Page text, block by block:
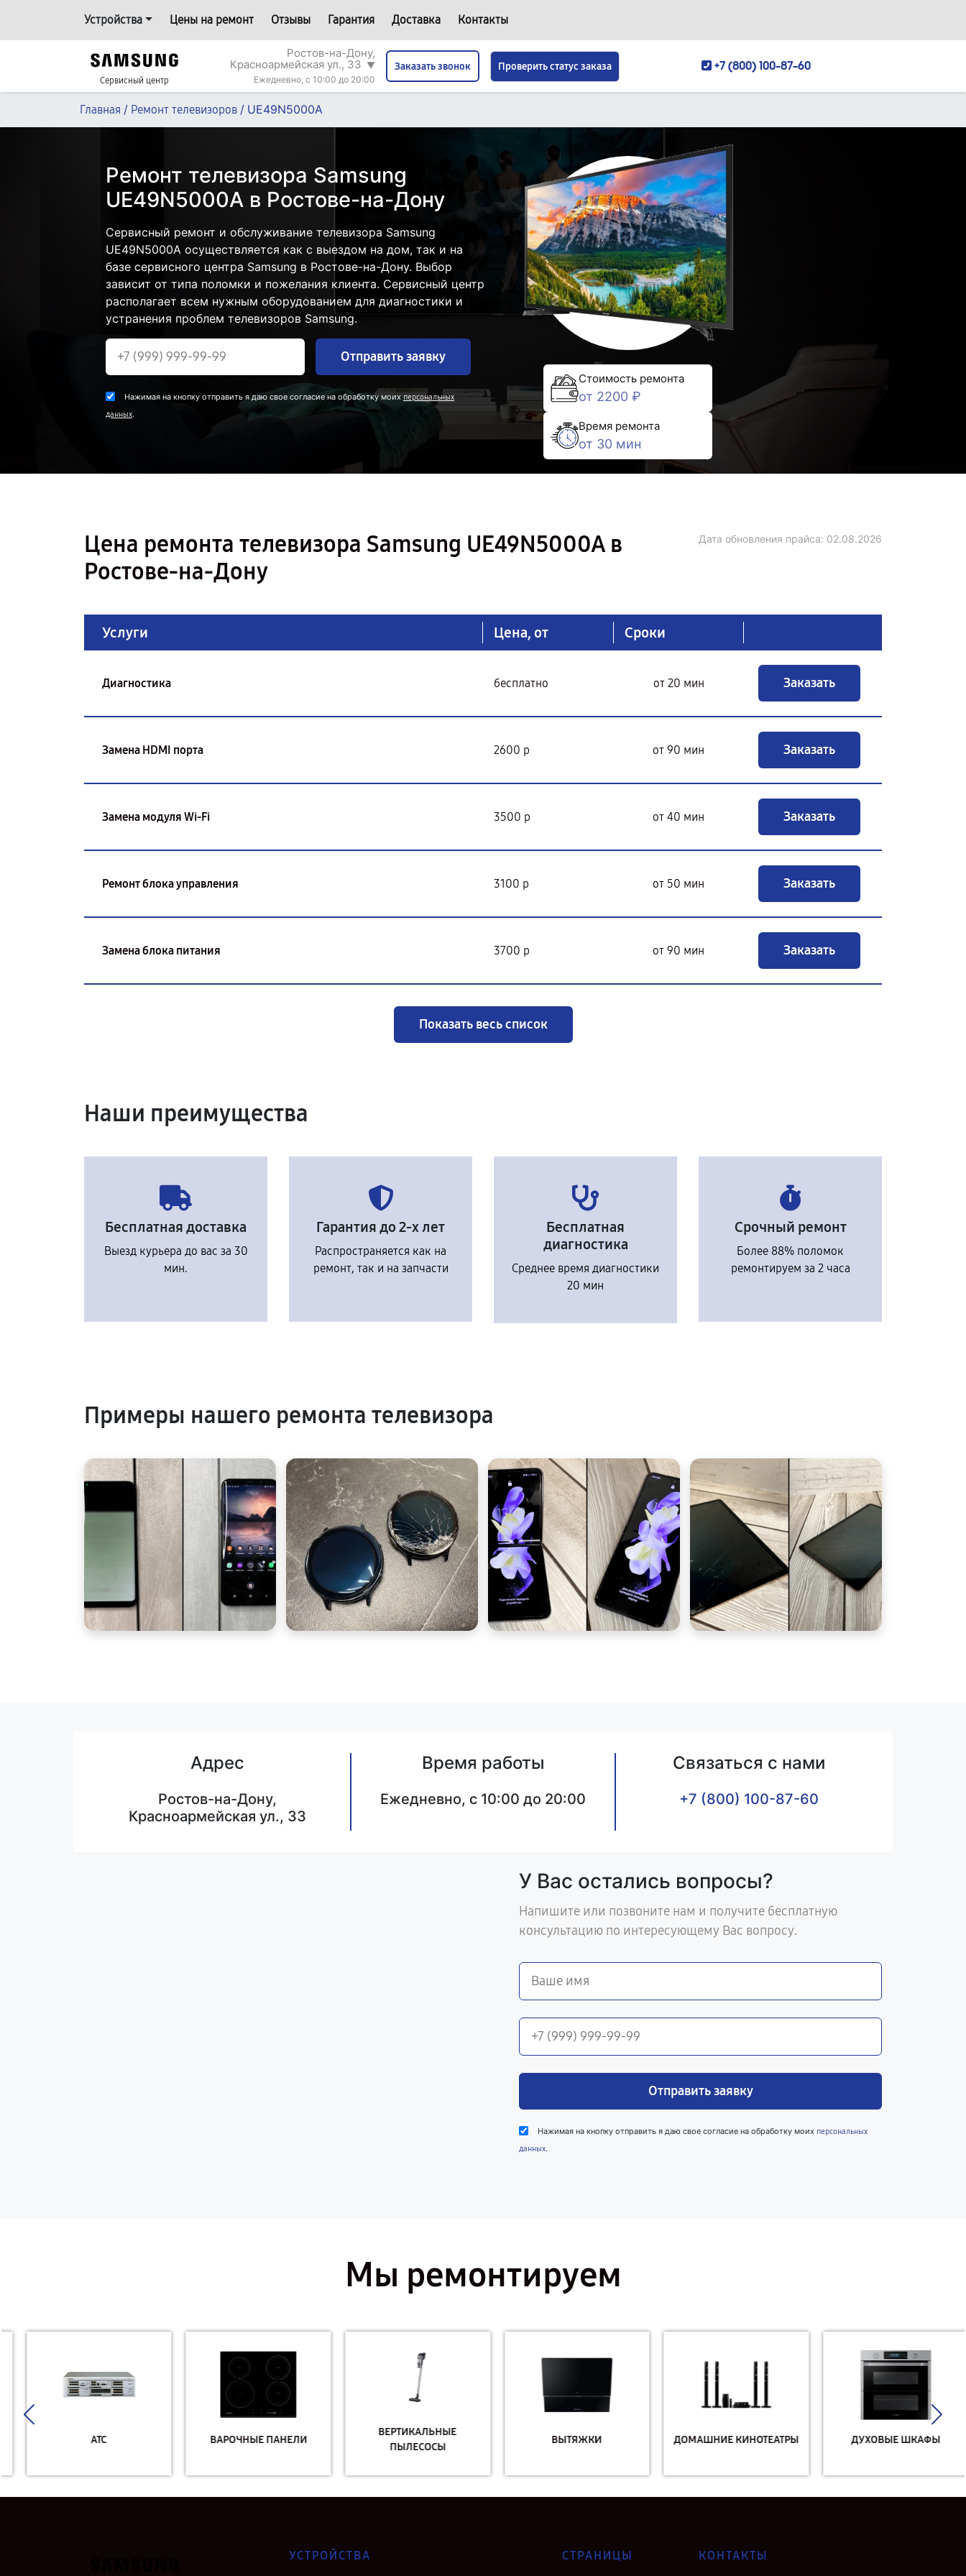
Устройства Цены на ремонт Отзывы Гарантия Доставка Контакты
Сервисный центр
Ростов-на-Дону,
Красноармейская ул., 33 ▼
Ежедневно, с 10:00 до 20:00
Заказать звонок Проверить статус заказа +7 (800) 100-87-60
Главная / Ремонт телевизоров / UE49N5000A
Ремонт телевизора Samsung
UE49N5000A в Ростове-на-Дону
Сервисный ремонт и обслуживание телевизора Samsung
UE49N5000A осуществляется как с выездом на дом, так и на
базе сервисного центра Samsung в Ростове-на-Дону. Выбор
зависит от типа поломки и пожелания клиента. Сервисный центр
располагает всем нужным оборудованием для диагностики и
устранения проблем телевизоров Samsung.
Отправить заявку
Нажимая на кнопку отправить я даю свое согласие на обработку моихперсональных
данных.
Стоимость ремонта
от 2200 ₽
Время ремонта
от 30 мин
Цена ремонта телевизора Samsung UE49N5000A в
Ростове-на-Дону
Дата обновления прайса: 02.08.2026
Услуги Цена, от Сроки
Диагностика бесплатно от 20 мин Заказать
Замена HDMI порта 2600 р от 90 мин Заказать
Замена модуля Wi-Fi 3500 р от 40 мин Заказать
Ремонт блока управления 3100 р от 50 мин Заказать
Замена блока питания 3700 р от 90 мин Заказать
Показать весь список
Наши преимущества
Бесплатная доставка
Выезд курьера до вас за 30
мин.
Гарантия до 2-х лет
Распространяется как на
ремонт, так и на запчасти
Бесплатная
диагностика
Среднее время диагностики
20 мин
Срочный ремонт
Более 88% поломок
ремонтируем за 2 часа
Примеры нашего ремонта телевизора
Адрес
Ростов-на-Дону,
Красноармейская ул., 33
Время работы
Ежедневно, с 10:00 до 20:00
Связаться с нами
+7 (800) 100-87-60
У Вас остались вопросы?
Напишите или позвоните нам и получите бесплатную
консультацию по интересующему Вас вопросу.
Отправить заявку
Нажимая на кнопку отправить я даю свое согласие на обработку моих персональных
данных.
Мы ремонтируем
АТС ВАРОЧНЫЕ ПАНЕЛИ
ВЕРТИКАЛЬНЫЕ
ПЫЛЕСОСЫ
ВЫТЯЖКИ ДОМАШНИЕ КИНОТЕАТРЫ ДУХОВЫЕ ШКАФЫ
УСТРОЙСТВА СТРАНИЦЫ КОНТАКТЫ